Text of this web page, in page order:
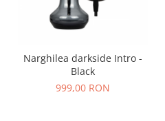
Narghilea darkside Intro -
Black
999,00 RON